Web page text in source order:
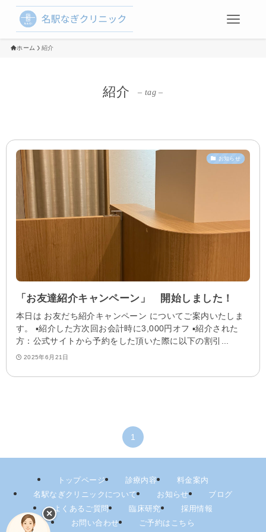
ホーム 紹介
紹介 – tag –
お知らせ
「お友達紹介キャンペーン」 開始しました！
本日は お友だち紹介キャンペーン についてご案内いたしま
す。 ▪️紹介した方次回お会計時に3,000円オフ ▪️紹介された
方：公式サイトから予約をした頂いた際に以下の割引...
2025年6月21日
1
トップページ 診療内容
料金案内
名駅なぎクリニックについて
お知らせ
ブログ
よくあるご質問
臨床研究
採用情報
お問い合わせ
ご予約はこちら
✕